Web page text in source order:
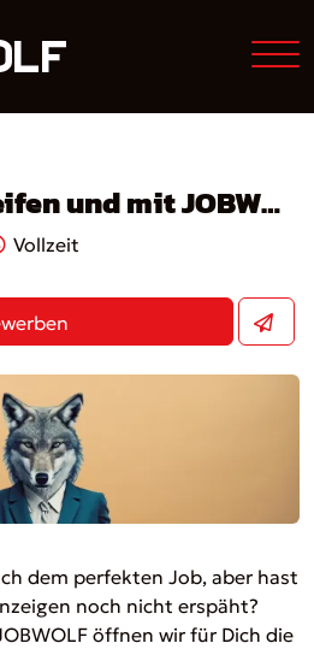
Initiative ergreifen und mit JOBWOLF durchstarten!
Vollzeit
dem perfekten Job, aber hast
noch nicht erspäht?
öffnen wir für Dich die